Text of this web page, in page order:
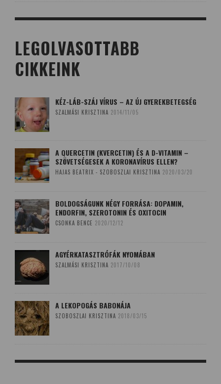
LEGOLVASOTTABB
CIKKEINK
KÉZ-LÁB-SZÁJ VÍRUS – AZ ÚJ GYEREKBETEGSÉG
SZALMÁSI KRISZTINA 2014/11/05
A QUERCETIN (KVERCETIN) ÉS A D-VITAMIN –
SZÖVETSÉGESEK A KORONAVÍRUS ELLEN?
HAJAS BEATRIX - SZOBOSZLAI KRISZTINA 2020/03/20
BOLDOGSÁGUNK NÉGY FORRÁSA: DOPAMIN,
ENDORFIN, SZEROTONIN ÉS OXITOCIN
CSONKA BENCE 2020/12/12
AGYÉRKATASZTRÓFÁK NYOMÁBAN
SZALMÁSI KRISZTINA 2017/10/08
A LEKOPOGÁS BABONÁJA
SZOBOSZLAI KRISZTINA 2018/03/15